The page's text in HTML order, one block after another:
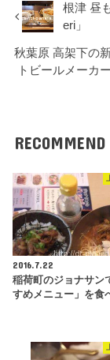
根津 昼
eri」
秋葉原 高架下の
トビールメーカ
RECOMMEND
2016.7.22
稲荷町のジョナサン
すめメニュー」を食